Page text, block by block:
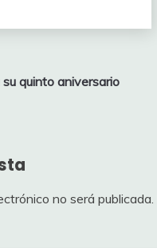
quinto aniversario
no será publicada.